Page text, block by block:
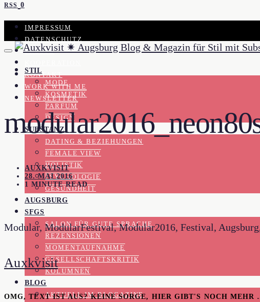
RSS 0
IMPRESSUM
DATENSCHUTZ
PRESSE
KONTAKT
WORK WITH ME
NEWSLETTER
STIL
MODE
KOSMETIK
PARFUM
DESIGN
SUBSTANZ
DATING & BEZIEHUNGEN
FEMALE VIEW
HOLISTIK
PSYCHOLOGIE
GESUNDHEIT
AUGSBURG
SFGS
SALON FÜR GUTE SPRACHE
REZENSIONEN
MOMENTAUFNAHME
GESELLSCHAFTSKRITIK
KOLUMNEN
BLOG
AKTUELL IM BLOGAZINE
AUXKVISIT
28. MAI 2016
1 MINUTE READ
Modular, ModularFestival, Modular2016, Festival,
Auxkvisit
OMG, TEXT IST AUS? KEINE SORGE, HIER GIBT'S NOCH MEHR